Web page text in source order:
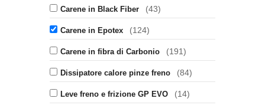
Carene in Black Fiber (43)
Carene in Epotex (124)
Carene in fibra di Carbonio (191)
Dissipatore calore pinze freno (84)
Leve freno e frizione GP EVO (14)